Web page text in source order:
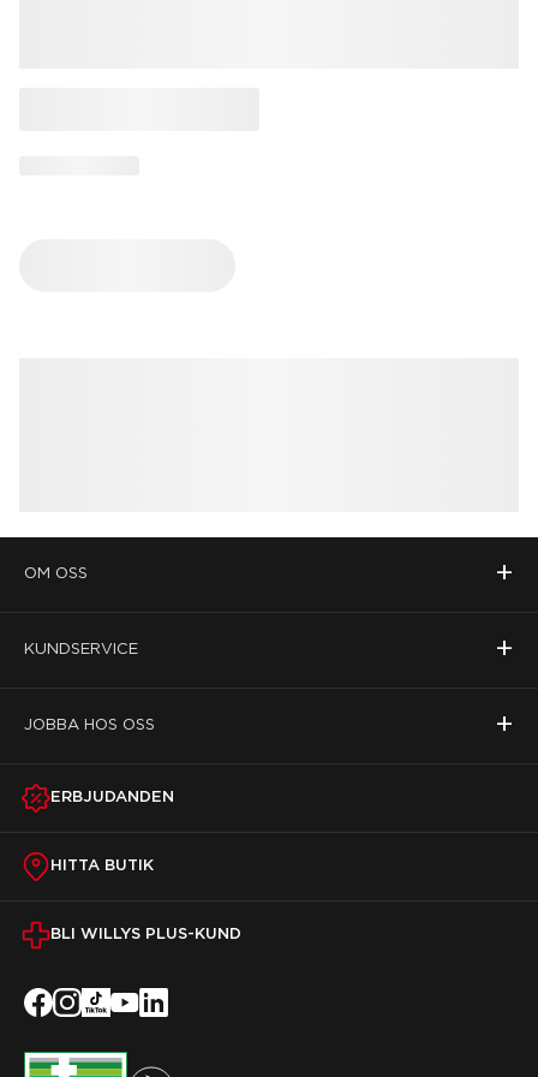
OM OSS +
KUNDSERVICE +
JOBBA HOS OSS +
ERBJUDANDEN
HITTA BUTIK
BLI WILLYS PLUS-KUND